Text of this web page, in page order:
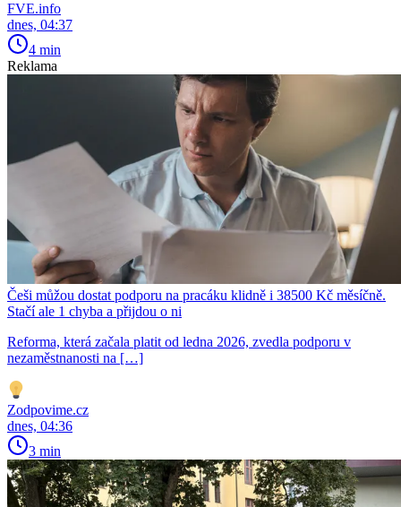
FVE.info
dnes, 04:37
4 min
Reklama
Češi můžou dostat podporu na pracáku klidně i 38500 Kč měsíčně.
Stačí ale 1 chyba a přijdou o ni
Reforma, která začala platit od ledna 2026, zvedla podporu v
nezaměstnanosti na […]
Zodpovime.cz
dnes, 04:36
3 min